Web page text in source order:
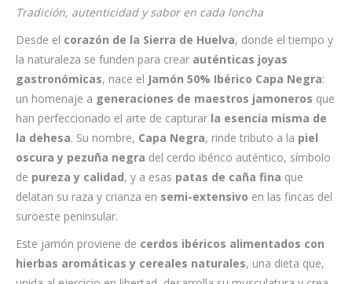
Tradición, autenticidad y sabor en cada loncha
Desde el corazón de la Sierra de Huelva, donde el tiempo y
la naturaleza se funden para crear auténticas joyas
gastronómicas, nace el Jamón 50% Ibérico Capa Negra:
un homenaje a generaciones de maestros jamoneros que
han perfeccionado el arte de capturar la esencia misma de
la dehesa. Su nombre, Capa Negra, rinde tributo a la piel
oscura y pezuña negra del cerdo ibérico auténtico, símbolo
de pureza y calidad, y a esas patas de caña fina que
delatan su raza y crianza en semi-extensivo en las fincas del
suroeste peninsular.
Este jamón proviene de cerdos ibéricos alimentados con
hierbas aromáticas y cereales naturales, una dieta que,